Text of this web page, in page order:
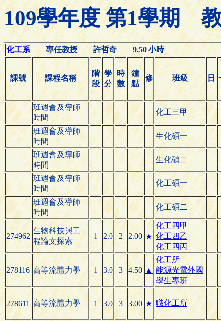
109學年度 第1學期
化工系專任教授 許哲奇 9.50 小時
課號 課程名稱
階
段
學
分
時
數
鐘
點
修 班級 日
班週會及導師
時間
化工三甲
班週會及導師
時間
生化碩一
班週會及導師
時間
生化碩二
班週會及導師
時間
化工碩一
班週會及導師
時間
化工碩二
274962
生物科技與工
程論文探索
1 2.0 2 2.00 ★
化工四甲
化工四乙
化工四丙
278116 高等流體力學 1 3.0 3 4.50 ▲
化工所
能源光電外國
學生專班
278611 高等流體力學 1 3.0 3 3.00 ★ 職化工所